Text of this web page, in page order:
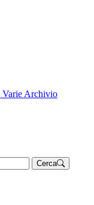
Varie Archivio
Cerca